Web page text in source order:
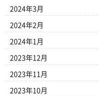
2024年3月
2024年2月
2024年1月
2023年12月
2023年11月
2023年10月